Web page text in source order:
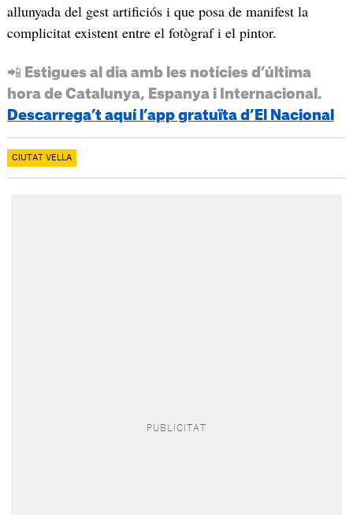
allunyada del gest artificiós i que posa de manifest la
complicitat existent entre el fotògraf i el pintor.
📲 Estigues al dia amb les notícies d’última
hora de Catalunya, Espanya i Internacional.
Descarrega’t aquí l’app gratuïta d’El Nacional
CIUTAT VELLA